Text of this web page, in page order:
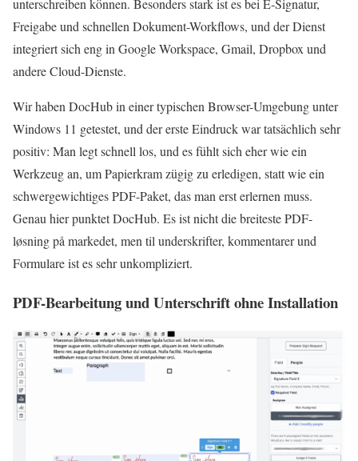
unterschreiben können. Besonders stark ist es bei E‑Signatur,
Freigabe und schnellen Dokument-Workflows, und der Dienst
integriert sich eng in Google Workspace, Gmail, Dropbox und
andere Cloud-Dienste.
Wir haben DocHub in einer typischen Browser-Umgebung unter
Windows 11 getestet, und der erste Eindruck war tatsächlich sehr
positiv: Man legt schnell los, und es fühlt sich eher wie ein
Werkzeug an, um Papierkram zügig zu erledigen, statt wie ein
schwergewichtiges PDF-Paket, das man erst erlernen muss.
Genau hier punktet DocHub. Es ist nicht die breiteste PDF-
løsning på markedet, men til underskrifter, kommentarer und
Formulare ist es sehr unkompliziert.
PDF-Bearbeitung und Unterschrift ohne Installation